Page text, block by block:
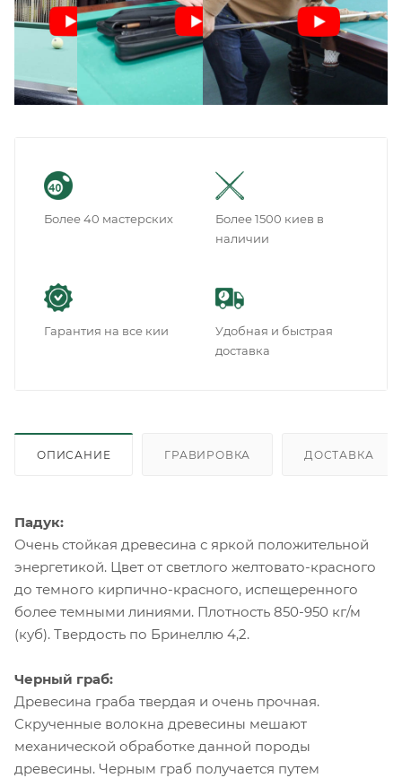
Более 40 мастерских
Более 1500 киев в
наличии
Гарантия на все кии
Удобная и быстрая
доставка
ОПИСАНИЕ ГРАВИРОВКА ДОСТАВКА
Падук:
Очень стойкая древесина с яркой положительной
энергетикой. Цвет от светлого желтовато-красного
до темного кирпично-красного, испещеренного
более темными линиями. Плотность 850-950 кг/м
(куб). Твердость по Бринеллю 4,2.
Черный граб:
Древесина граба твердая и очень прочная.
Скрученные волокна древесины мешают
механической обработке данной породы
древесины. Черным граб получается путем